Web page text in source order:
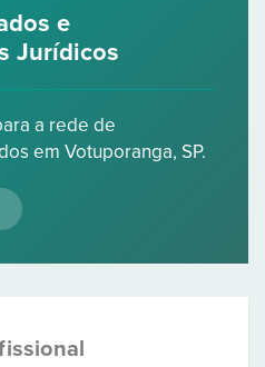
e
Jurídicos
a rede de
em Votuporanga, SP.